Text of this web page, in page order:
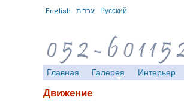
English עברית Русский
Главная Галерея Интерьер
Движение